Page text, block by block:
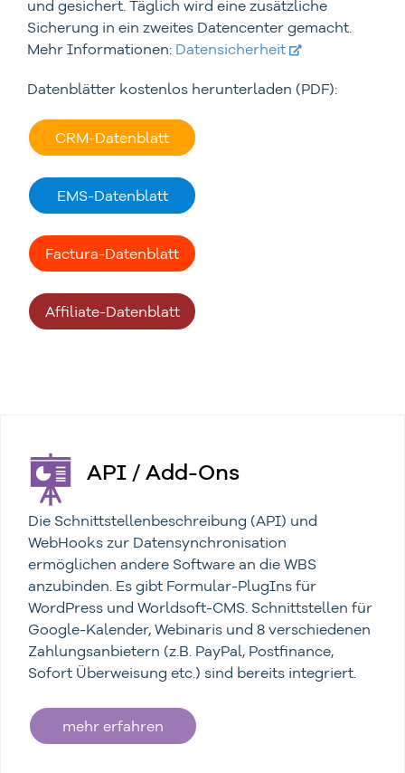
und gesichert. Täglich wird eine zusätzliche
Sicherung in ein zweites Datencenter gemacht.
Mehr Informationen: Datensicherheit
Datenblätter kostenlos herunterladen (PDF):
CRM-Datenblatt
EMS-Datenblatt
Factura-Datenblatt
Affiliate-Datenblatt
API / Add-Ons
Die Schnittstellenbeschreibung (API) und
WebHooks zur Datensynchronisation
ermöglichen andere Software an die WBS
anzubinden. Es gibt Formular-PlugIns für
WordPress und Worldsoft-CMS. Schnittstellen für
Google-Kalender, Webinaris und 8 verschiedenen
Zahlungsanbietern (z.B. PayPal, Postfinance,
Sofort Überweisung etc.) sind bereits integriert.
mehr erfahren